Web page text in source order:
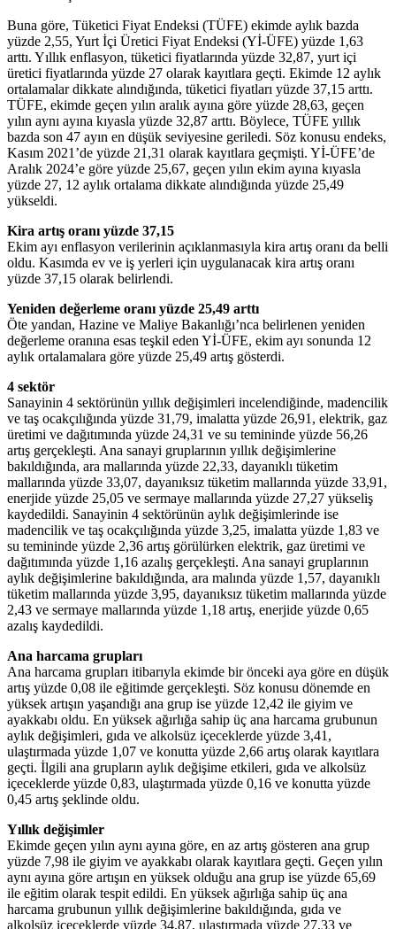
Buna göre, Tüketici Fiyat Endeksi (TÜFE) ekimde aylık bazda
yüzde 2,55, Yurt İçi Üretici Fiyat Endeksi (Yİ-ÜFE) yüzde 1,63
arttı. Yıllık enflasyon, tüketici fiyatlarında yüzde 32,87, yurt içi
üretici fiyatlarında yüzde 27 olarak kayıtlara geçti. Ekimde 12 aylık
ortalamalar dikkate alındığında, tüketici fiyatları yüzde 37,15 arttı.
TÜFE, ekimde geçen yılın aralık ayına göre yüzde 28,63, geçen
yılın aynı ayına kıyasla yüzde 32,87 arttı. Böylece, TÜFE yıllık
bazda son 47 ayın en düşük seviyesine geriledi. Söz konusu endeks,
Kasım 2021’de yüzde 21,31 olarak kayıtlara geçmişti. Yİ-ÜFE’de
Aralık 2024’e göre yüzde 25,67, geçen yılın ekim ayına kıyasla
yüzde 27, 12 aylık ortalama dikkate alındığında yüzde 25,49
yükseldi.
Kira artış oranı yüzde 37,15
Ekim ayı enflasyon verilerinin açıklanmasıyla kira artış oranı da belli
oldu. Kasımda ev ve iş yerleri için uygulanacak kira artış oranı
yüzde 37,15 olarak belirlendi.
Yeniden değerleme oranı yüzde 25,49 arttı
Öte yandan, Hazine ve Maliye Bakanlığı’nca belirlenen yeniden
değerleme oranına esas teşkil eden Yİ-ÜFE, ekim ayı sonunda 12
aylık ortalamalara göre yüzde 25,49 artış gösterdi.
4 sektör
Sanayinin 4 sektörünün yıllık değişimleri incelendiğinde, madencilik
ve taş ocakçılığında yüzde 31,79, imalatta yüzde 26,91, elektrik, gaz
üretimi ve dağıtımında yüzde 24,31 ve su temininde yüzde 56,26
artış gerçekleşti. Ana sanayi gruplarının yıllık değişimlerine
bakıldığında, ara mallarında yüzde 22,33, dayanıklı tüketim
mallarında yüzde 33,07, dayanıksız tüketim mallarında yüzde 33,91,
enerjide yüzde 25,05 ve sermaye mallarında yüzde 27,27 yükseliş
kaydedildi. Sanayinin 4 sektörünün aylık değişimlerinde ise
madencilik ve taş ocakçılığında yüzde 3,25, imalatta yüzde 1,83 ve
su temininde yüzde 2,36 artış görülürken elektrik, gaz üretimi ve
dağıtımında yüzde 1,16 azalış gerçekleşti. Ana sanayi gruplarının
aylık değişimlerine bakıldığında, ara malında yüzde 1,57, dayanıklı
tüketim mallarında yüzde 3,95, dayanıksız tüketim mallarında yüzde
2,43 ve sermaye mallarında yüzde 1,18 artış, enerjide yüzde 0,65
azalış kaydedildi.
Ana harcama grupları
Ana harcama grupları itibarıyla ekimde bir önceki aya göre en düşük
artış yüzde 0,08 ile eğitimde gerçekleşti. Söz konusu dönemde en
yüksek artışın yaşandığı ana grup ise yüzde 12,42 ile giyim ve
ayakkabı oldu. En yüksek ağırlığa sahip üç ana harcama grubunun
aylık değişimleri, gıda ve alkolsüz içeceklerde yüzde 3,41,
ulaştırmada yüzde 1,07 ve konutta yüzde 2,66 artış olarak kayıtlara
geçti. İlgili ana grupların aylık değişime etkileri, gıda ve alkolsüz
içeceklerde yüzde 0,83, ulaştırmada yüzde 0,16 ve konutta yüzde
0,45 artış şeklinde oldu.
Yıllık değişimler
Ekimde geçen yılın aynı ayına göre, en az artış gösteren ana grup
yüzde 7,98 ile giyim ve ayakkabı olarak kayıtlara geçti. Geçen yılın
aynı ayına göre artışın en yüksek olduğu ana grup ise yüzde 65,69
ile eğitim olarak tespit edildi. En yüksek ağırlığa sahip üç ana
harcama grubunun yıllık değişimlerine bakıldığında, gıda ve
alkolsüz içeceklerde yüzde 34,87, ulaştırmada yüzde 27,33 ve